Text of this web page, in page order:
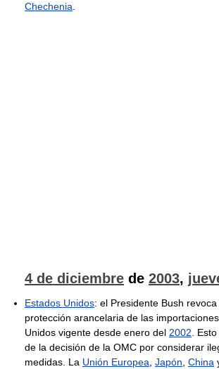
Chechenia
4 de diciembre de 2003,
Estados Unidos: el Presidente Bush
protección arancelaria de las
Unidos vigente desde enero del 2002 .
de la decisión de la OMC por considerar
medidas. La Unión Europea Japón China